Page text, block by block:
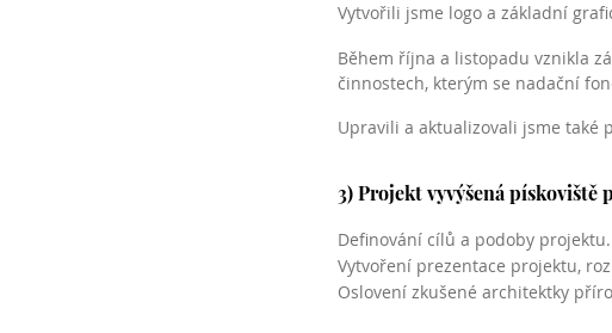
Vytvořili jsme logo a základní
Během října a listopadu vznikla
činnostech, kterým se nadační
Upravili a aktualizovali jsme také
3) Projekt vyvýšená pískoviště
Definování cílů a podoby projektu.
Vytvoření prezentace projektu,
Oslovení zkušené architektky